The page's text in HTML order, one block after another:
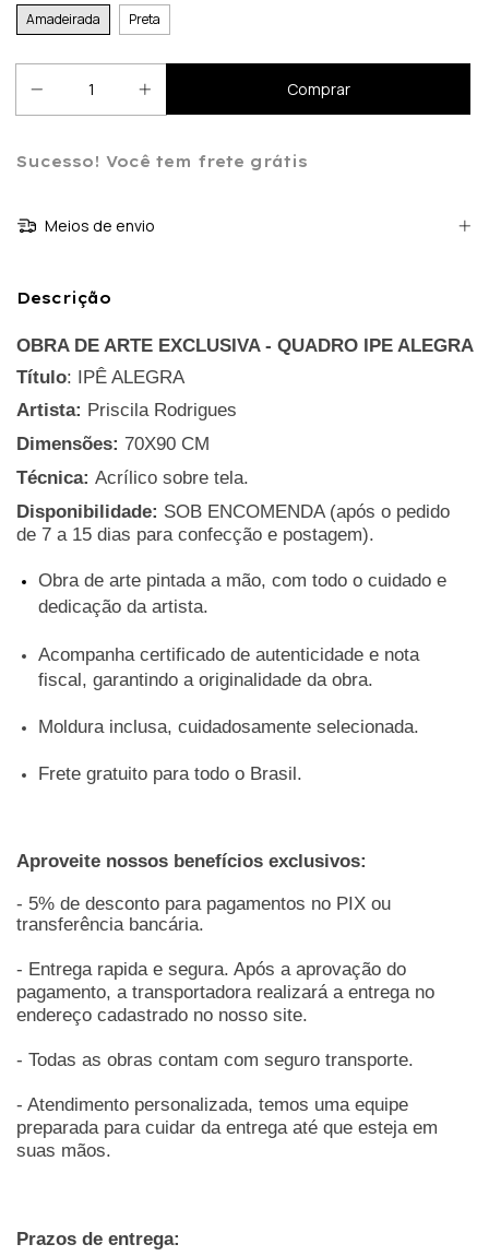
Amadeirada
Preta
Sucesso! Você tem frete grátis
Meios de envio
Descrição
OBRA DE ARTE EXCLUSIVA - QUADRO IPE ALEGRA
Título: IPÊ ALEGRA
Artista: Priscila Rodrigues
Dimensões: 70X90 CM
Técnica: Acrílico sobre tela.
Disponibilidade: SOB ENCOMENDA (após o pedido
de 7 a 15 dias para confecção e postagem).
Obra de arte pintada a mão, com todo o cuidado e
dedicação da artista.
Acompanha certificado de autenticidade e nota
fiscal, garantindo a originalidade da obra.
Moldura inclusa, cuidadosamente selecionada.
Frete gratuito para todo o Brasil.
Aproveite nossos benefícios exclusivos:
- 5% de desconto para pagamentos no PIX ou
transferência bancária.
- Entrega rapida e segura. Após a aprovação do
pagamento, a transportadora realizará a entrega no
endereço cadastrado no nosso site.
- Todas as obras contam com seguro transporte.
- Atendimento personalizada, temos uma equipe
preparada para cuidar da entrega até que esteja em
suas mãos.
Prazos de entrega: